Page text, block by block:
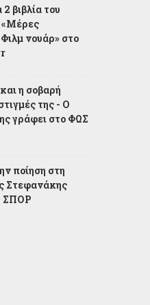
βιβλία του
«Μέρες
νουάρ» στο
η σοβαρή
της - Ο
γράφει στο ΦΩΣ
ποίηση στη
Στεφανάκης
ΣΠΟΡ